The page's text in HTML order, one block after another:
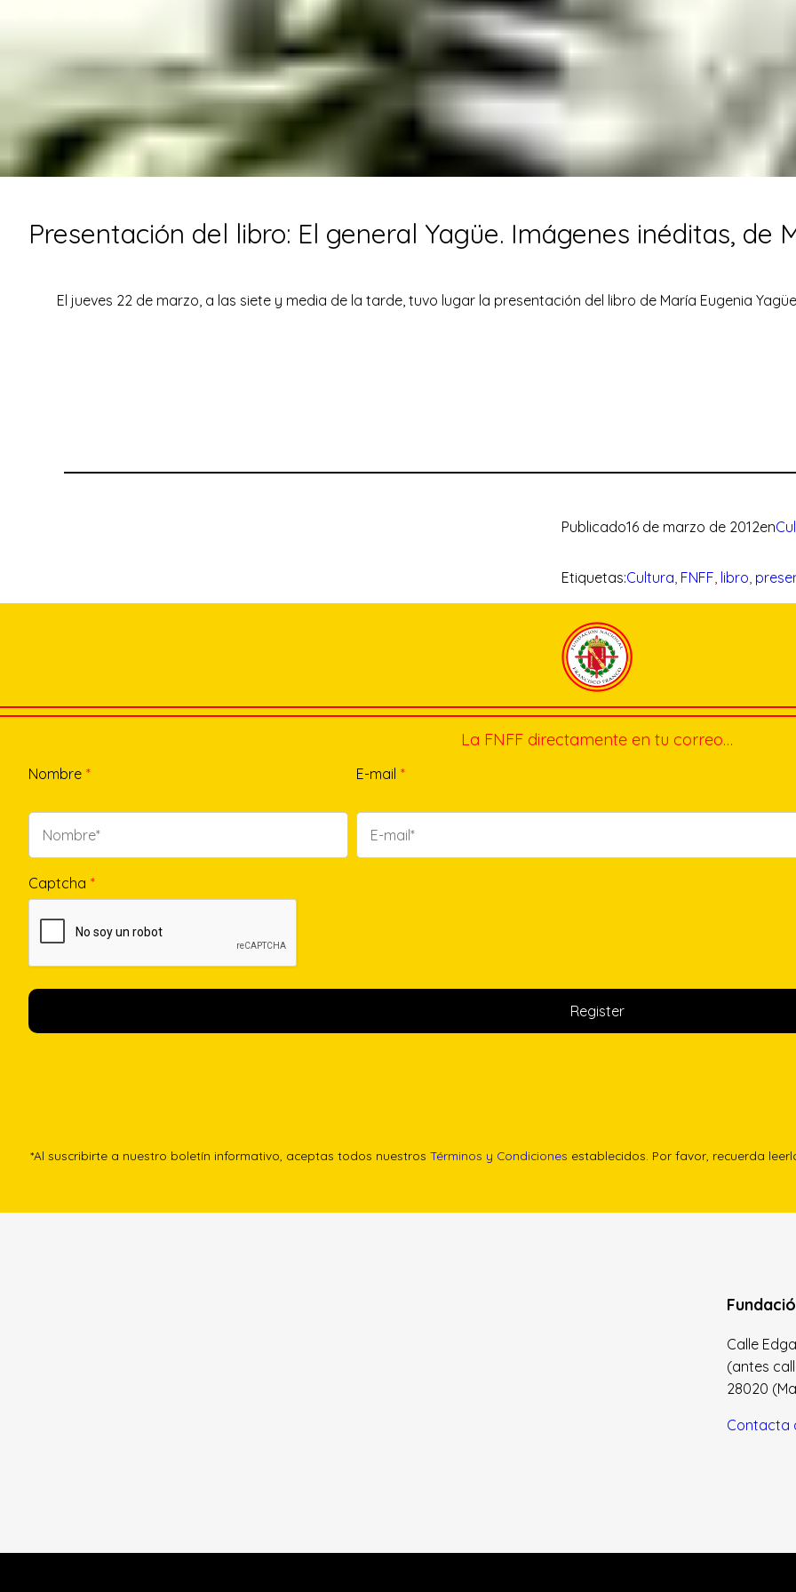
Presentación del libro: El general Yagüe. Imágenes inéditas, de
El jueves 22 de marzo, a las siete y media de la tarde, tuvo lugar la presentación del libro de María Eugenia
Publicado16 de marzo de 2012en
Etiquetas:Cultura, FNFF, libro,
La FNFF directamente en tu correo…
Nombre * E-mail *
Captcha *
*Al suscribirte a nuestro boletín informativo, aceptas todos nuestros Términos y Condiciones establecidos. Por favor, recuerda
Calle
(antes
28020
Contacta